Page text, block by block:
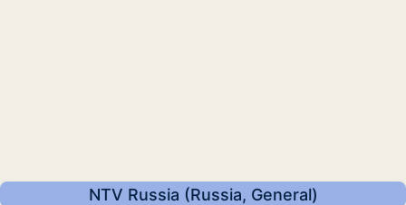
NTV Russia (Russia, General)